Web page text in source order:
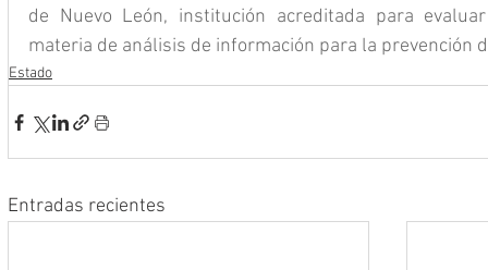
de Nuevo León, institución acreditada para
materia de análisis de información para la prevención
Estado
Entradas recientes